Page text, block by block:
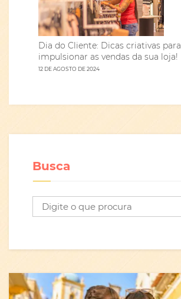
Dia do Cliente: Dicas criativas para
impulsionar as vendas da sua loja!
12 DE AGOSTO DE 2024
Busca
a